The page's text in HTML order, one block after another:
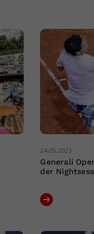
24.05.2023
Generali
der